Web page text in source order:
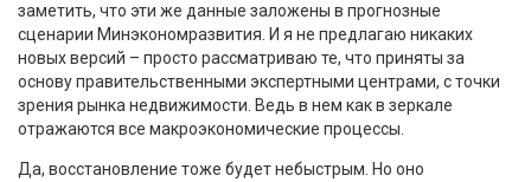
заметить, что эти же данные заложены в прогнозные
сценарии Минэкономразвития. И я не предлагаю никаких
новых версий – просто рассматриваю те, что приняты за
основу правительственными экспертными центрами, с точки
зрения рынка недвижимости. Ведь в нем как в зеркале
отражаются все макроэкономические процессы.
Да, восстановление тоже будет небыстрым. Но оно